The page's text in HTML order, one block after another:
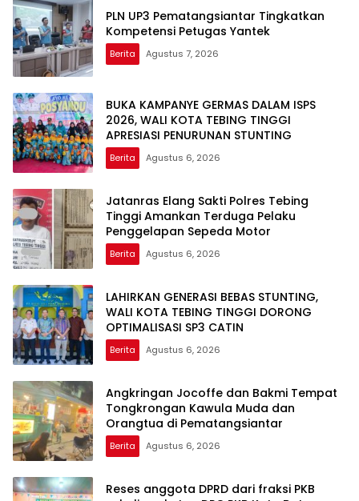
PLN UP3 Pematangsiantar Tingkatkan
Kompetensi Petugas Yantek
Berita Agustus 7, 2026
BUKA KAMPANYE GERMAS DALAM ISPS
2026, WALI KOTA TEBING TINGGI
APRESIASI PENURUNAN STUNTING
Berita Agustus 6, 2026
Jatanras Elang Sakti Polres Tebing
Tinggi Amankan Terduga Pelaku
Penggelapan Sepeda Motor
Berita Agustus 6, 2026
LAHIRKAN GENERASI BEBAS STUNTING,
WALI KOTA TEBING TINGGI DORONG
OPTIMALISASI SP3 CATIN
Berita Agustus 6, 2026
Angkringan Jocoffe dan Bakmi Tempat
Tongkrongan Kawula Muda dan
Orangtua di Pematangsiantar
Berita Agustus 6, 2026
Reses anggota DPRD dari fraksi PKB